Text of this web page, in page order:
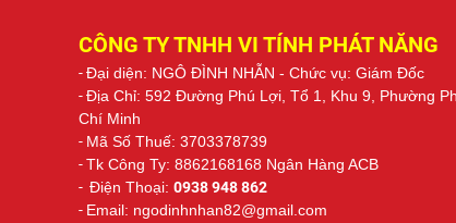
CÔNG TY TNHH VI TÍNH PHÁT NĂNG
-Đại diện: NGÔ ĐÌNH NHẪN - Chức vụ: Giám Đốc
-Địa Chỉ: 592 Đường Phú Lợi, Tổ 1, Khu 9, Phường
Chí Minh
- Mã Số Thuế: 3703378739
-Tk Công Ty: 8862168168 Ngân Hàng ACB
- Điện Thoại: 0938 948 862
- Email: ngodinhnhan82@gmail.com